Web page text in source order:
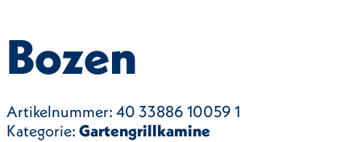
Bozen
Artikelnummer: 40 33886 10059 1
Kategorie: Gartengrillkamine